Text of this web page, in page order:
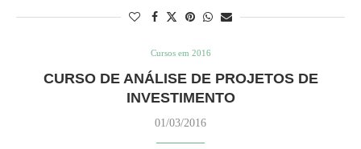
Cursos em 2016
CURSO DE ANÁLISE DE PROJETOS DE
INVESTIMENTO
01/03/2016